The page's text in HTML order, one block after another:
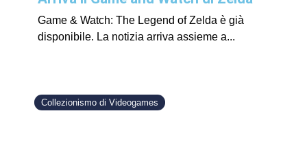
Game & Watch: The Legend of Zelda è già
disponibile. La notizia arriva assieme a...
Collezionismo di Videogames